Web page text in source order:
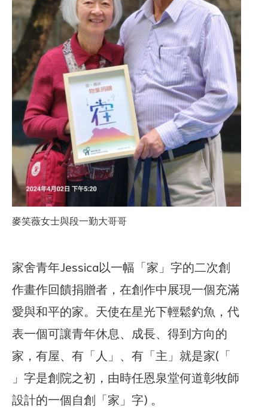
麥笑薇女士與段一勤大哥哥
家舍青年Jessica以一幅「家」字的二次創
作畫作回饋捐贈者，在創作中展現一個充滿
愛與和平的家。天使在星光下輕鬆釣魚，代
表一個可讓青年休息、成長、得到方向的
家，有屋、有「人」、有「主」就是家(「
」字是創院之初，由時任恩泉堂何道彰牧師
設計的一個自創「家」字) 。